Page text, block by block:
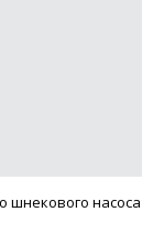
шнекового насоса